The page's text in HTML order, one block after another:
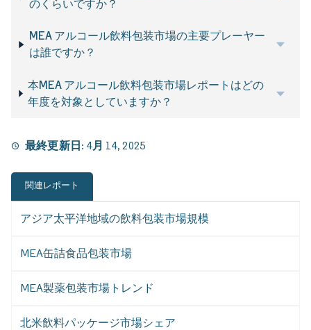
のくらいですか？
MEA アルコール飲料包装市場の主要プレーヤー
は誰ですか？
本MEA アルコール飲料包装市場レポートはどの
年度を対象としていますか？
最終更新日: 4月 14, 2025
関連レポート
アジア太平洋地域の飲料包装市場規模
MEA缶詰食品包装市場
MEA製薬包装市場トレンド
北米飲料パッケージ市場シェア